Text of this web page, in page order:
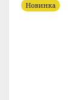
Новинка